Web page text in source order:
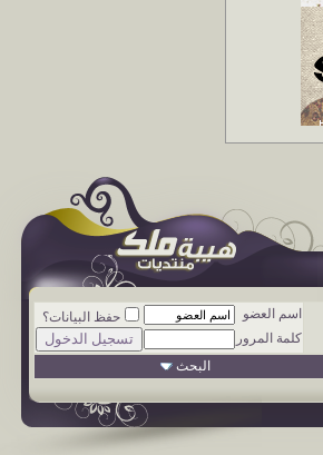
اسم العضو
حفظ البيانات؟
كلمة المرور
البحث